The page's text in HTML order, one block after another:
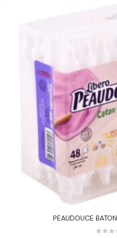
PEAUDOUCE